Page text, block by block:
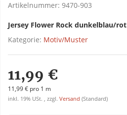
Artikelnummer: 9470-903
Jersey Flower Rock dunkelblau/rot
Kategorie: Motiv/Muster
11,99 €
11,99 € pro 1 m
inkl. 19% USt. , zzgl. Versand (Standard)